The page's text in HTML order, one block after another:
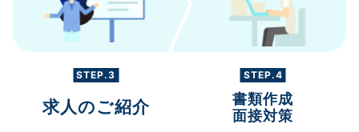
STEP.3
求人のご紹介
STEP.4
書類作成
面接対策